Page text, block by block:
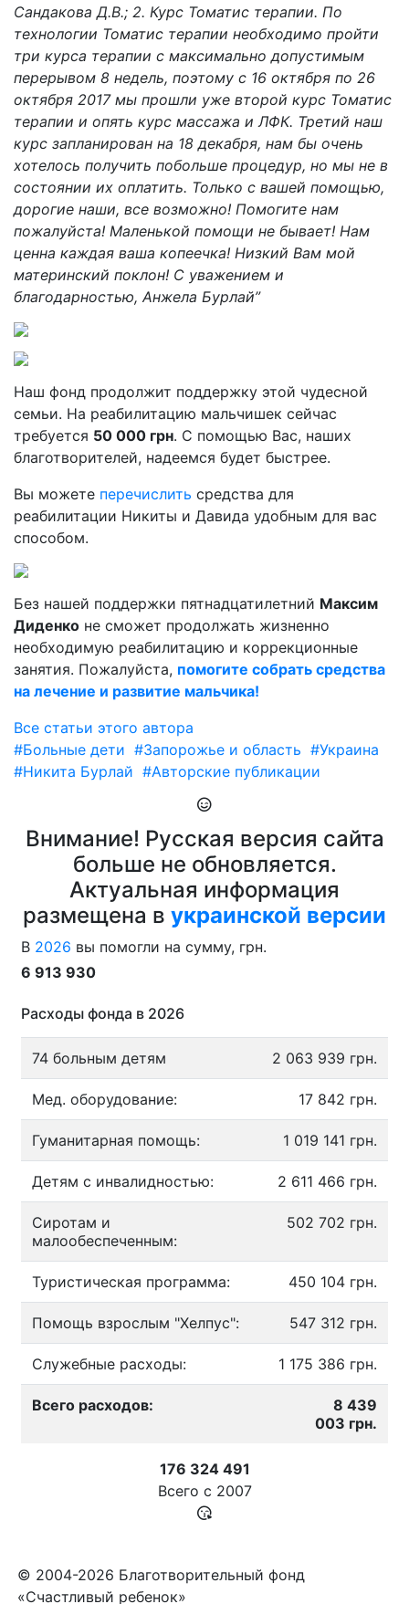
Сандакова Д.В.; 2. Курс Томатис терапии. По
технологии Томатис терапии необходимо пройти
три курса терапии с максимально допустимым
перерывом 8 недель, поэтому с 16 октября по 26
октября 2017 мы прошли уже второй курс Томатис
терапии и опять курс массажа и ЛФК. Третий наш
курс запланирован на 18 декабря, нам бы очень
хотелось получить побольше процедур, но мы не в
состоянии их оплатить. Только с вашей помощью,
дорогие наши, все возможно! Помогите нам
пожалуйста! Маленькой помощи не бывает! Нам
ценна каждая ваша копеечка! Низкий Вам мой
материнский поклон! С уважением и
благодарностью, Анжела Бурлай”
Наш фонд продолжит поддержку этой чудесной
семьи. На реабилитацию мальчишек сейчас
требуется 50 000 грн. С помощью Вас, наших
благотворителей, надеемся будет быстрее.
Вы можете перечислить средства для
реабилитации Никиты и Давида удобным для вас
способом.
Без нашей поддержки пятнадцатилетний Максим
Диденко не сможет продолжать жизненно
необходимую реабилитацию и коррекционные
занятия. Пожалуйста, помогите собрать средства
на лечение и развитие мальчика!
Все статьи этого автора
#Больные дети #Запорожье и область #Украина
#Никита Бурлай #Авторские публикации
Внимание! Русская версия сайта
больше не обновляется.
Актуальная информация
размещена в украинской версии
В 2026 вы помогли на сумму, грн.
6 913 930
Расходы фонда в 2026
74 больным детям 2 063 939 грн.
Мед. оборудование: 17 842 грн.
Гуманитарная помощь: 1 019 141 грн.
Детям с инвалидностью: 2 611 466 грн.
Сиротам и
малообеспеченным:
502 702 грн.
Туристическая программа: 450 104 грн.
Помощь взрослым "Хелпус": 547 312 грн.
Служебные расходы: 1 175 386 грн.
Всего расходов:
8 439
003 грн.
176 324 491
Всего с 2007
© 2004-2026 Благотворительный фонд
«Счастливый ребенок»